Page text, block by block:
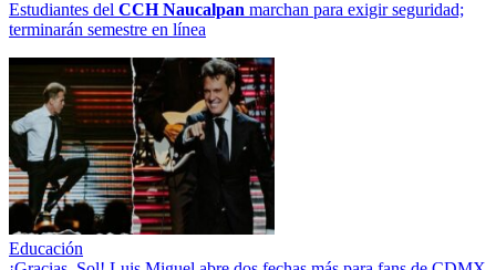
Estudiantes del CCH Naucalpan marchan para exigir seguridad;
terminarán semestre en línea
Educación